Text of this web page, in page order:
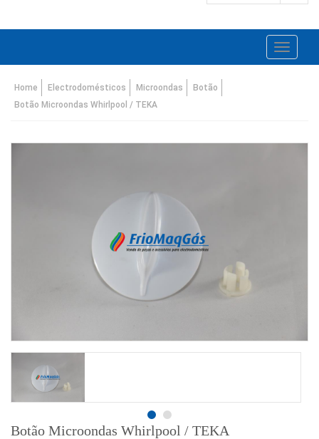
Toggle
Home Electrodomésticos Microondas
Botão
Botão Microondas Whirlpool / TEKA
Botão Microondas Whirlpool / TEKA